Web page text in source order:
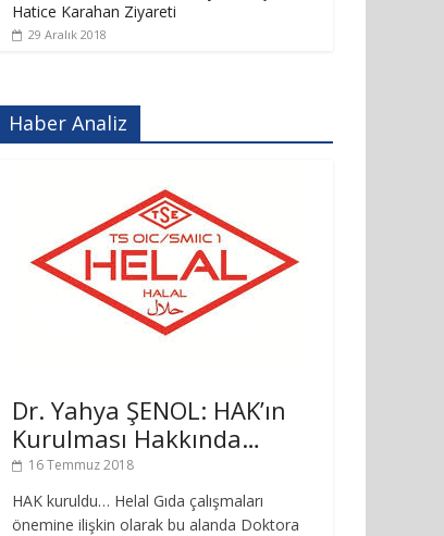
Hatice Karahan Ziyareti
29 Aralık 2018
Haber Analiz
Dr. Yahya ŞENOL: HAK’ın
Kurulması Hakkında…
16 Temmuz 2018
HAK kuruldu… Helal Gıda çalışmaları
önemine ilişkin olarak bu alanda Doktora